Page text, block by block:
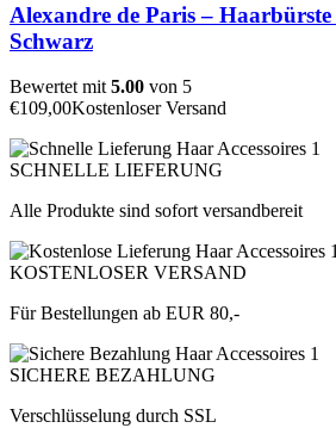
Alexandre de Paris –
Schwarz
Bewertet mit 5.00 von 5
€109,00Kostenloser Versand
SCHNELLE LIEFERUNG
Alle Produkte sind sofort versandbereit
KOSTENLOSER VERSAND
Für Bestellungen ab EUR 80,-
SICHERE BEZAHLUNG
Verschlüsselung durch SSL